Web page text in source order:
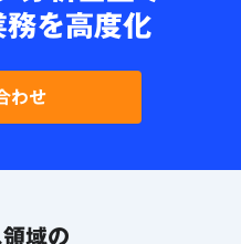
務を高度化
わせ
域の